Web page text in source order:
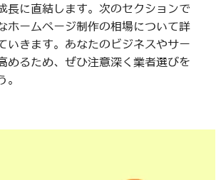
長に直結します。次のセクションで
ホームページ制作の相場について詳
いきます。あなたのビジネスやサー
めるため、ぜひ注意深く業者選びを
。